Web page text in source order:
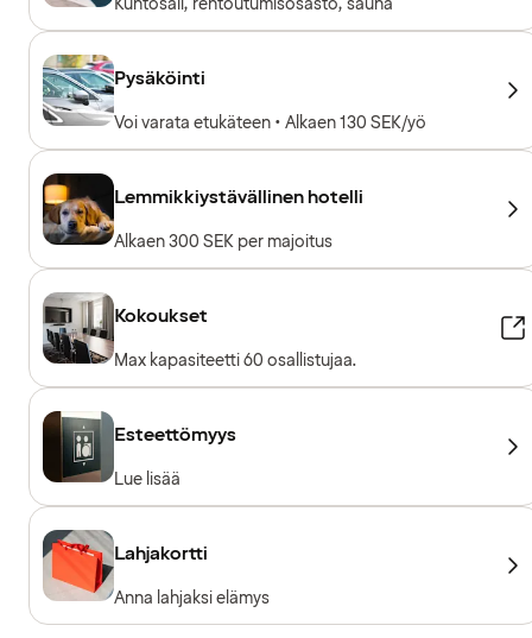
Pysäköinti
Voi varata etukäteen • Alkaen 130 SEK/yö
Lemmikkiystävällinen hotelli
Alkaen 300 SEK per majoitus
Kokoukset
Max kapasiteetti 60 osallistujaa.
Esteettömyys
Lue lisää
Lahjakortti
Anna lahjaksi elämys